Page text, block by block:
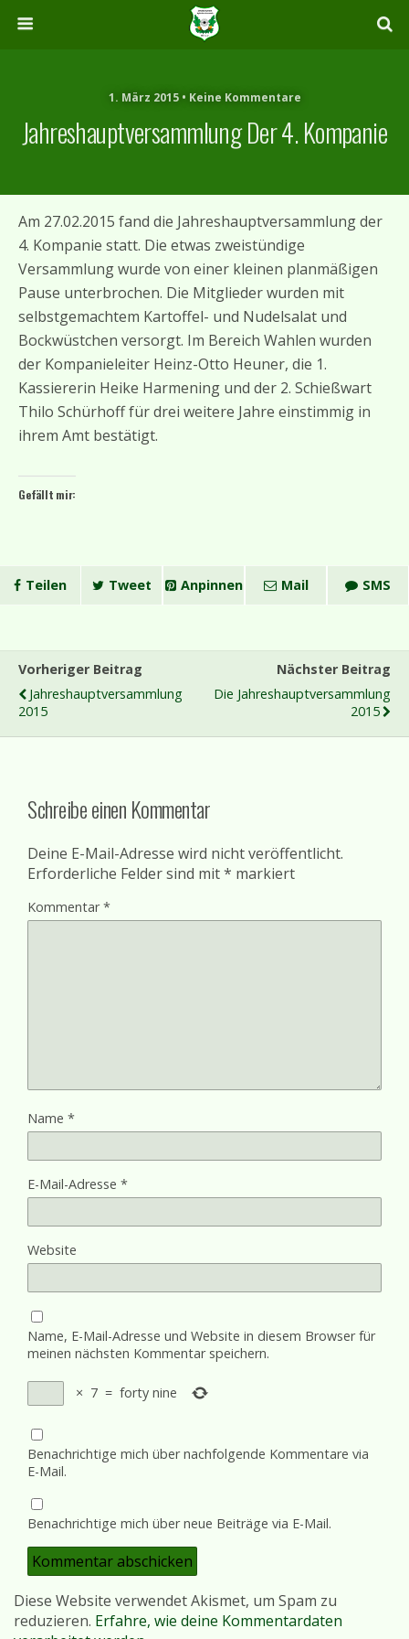
1. März 2015 • Keine Kommentare
Jahreshauptversammlung Der 4. Kompanie
Am 27.02.2015 fand die Jahreshauptversammlung der
4. Kompanie statt. Die etwas zweistündige
Versammlung wurde von einer kleinen planmäßigen
Pause unterbrochen. Die Mitglieder wurden mit
selbstgemachtem Kartoffel- und Nudelsalat und
Bockwüstchen versorgt. Im Bereich Wahlen wurden
der Kompanieleiter Heinz-Otto Heuner, die 1.
Kassiererin Heike Harmening und der 2. Schießwart
Thilo Schürhoff für drei weitere Jahre einstimmig in
ihrem Amt bestätigt.
Gefällt mir:
Teilen Tweet Anpinnen Mail SMS
Vorheriger Beitrag
Jahreshauptversammlung
2015
Nächster Beitrag
Die Jahreshauptversammlung
2015
Schreibe einen Kommentar
Deine E-Mail-Adresse wird nicht veröffentlicht.
Erforderliche Felder sind mit* markiert
Kommentar*
Name *
E-Mail-Adresse *
Website
Name, E-Mail-Adresse und Website in diesem Browser für
meinen nächsten Kommentar speichern.
× 7 = forty nine
Benachrichtige mich über nachfolgende Kommentare via
E-Mail.
Benachrichtige mich über neue Beiträge via E-Mail.
Diese Website verwendet Akismet, um Spam zu
reduzieren. Erfahre, wie deine Kommentardaten